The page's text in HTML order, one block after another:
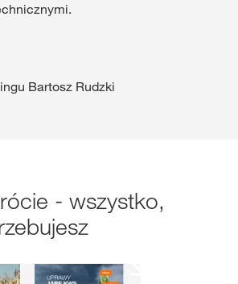
Bartosz Rudzki
- wszystko,